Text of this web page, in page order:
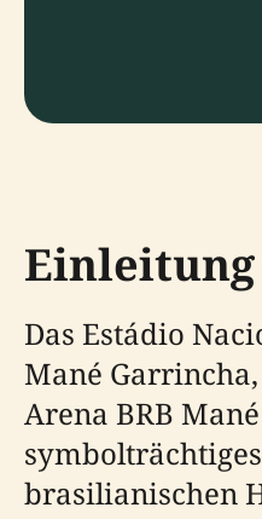
Einleitung
Das Estádio
Mané
Arena BRB
brasilianischen